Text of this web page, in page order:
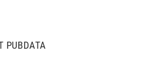
PUBDATA